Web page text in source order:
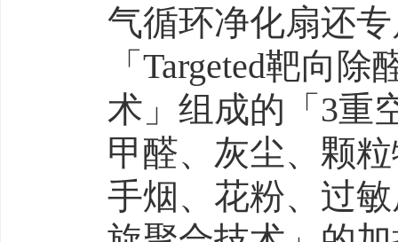
气循环净化扇还
「Targeted靶向
术」组成的「3重
甲醛、灰尘、颗
手烟、花粉、过